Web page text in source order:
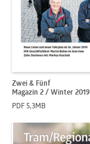
Zwei & Fünf
Magazin 2 / Winter 2019
PDF 5,3MB